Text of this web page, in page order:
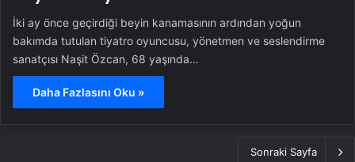
İki ay önce geçirdiği beyin kanamasının ardından yoğun
bakımda tutulan tiyatro oyuncusu, yönetmen ve seslendirme
sanatçısı Naşit Özcan, 68 yaşında…
Daha Fazlasını Oku »
Sonraki Sayfa